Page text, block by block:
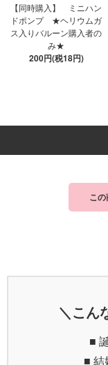
【同時購入】 ミニハン
ドポンプ ★ヘリウムガ
ス入りバルーン購入者の
み★
200円(税18円)
こ
＼こん
■ 誕
■ 結